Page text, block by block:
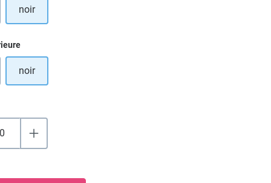
n'est pas disponible pour le moment.)
noir
n'est pas disponible pour le moment.)
noir